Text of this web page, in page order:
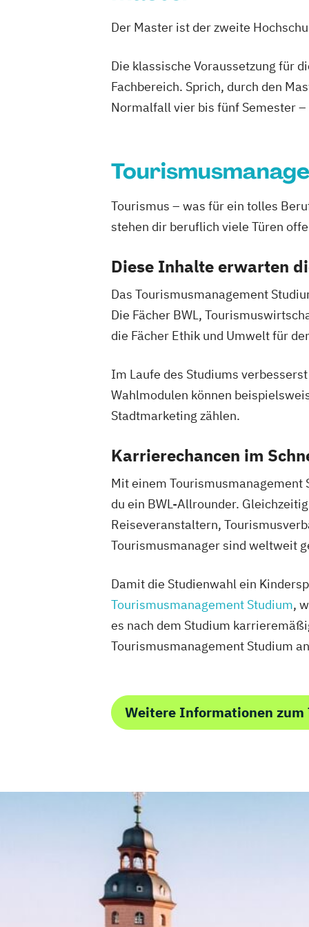
Der Master ist der zweite
Die klassische Voraussetzung für
Fachbereich. Sprich, durch den
Normalfall vier bis fünf Semester
Tourismus – was für ein tolles
stehen dir beruflich viele Türen
Diese Inhalte erwarten
Das Tourismusmanagement
Die Fächer BWL,
die Fächer Ethik und Umwelt für
Im Laufe des Studiums
Wahlmodulen können
Stadtmarketing zählen.
Karrierechancen im
Mit einem
du ein BWL-Allrounder.
Reiseveranstaltern,
Tourismusmanager sind weltweit
Damit die Studienwahl ein
Tourismusmanagement Studium,
es nach dem Studium
Tourismusmanagement Studium
Weitere Informationen zum